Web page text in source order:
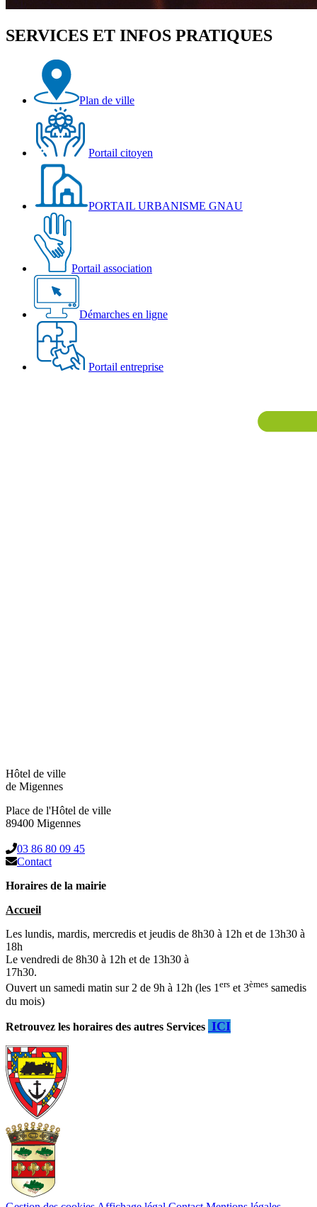
SERVICES ET INFOS PRATIQUES
Plan de ville
Portail citoyen
PORTAIL URBANISME GNAU
Portail association
Démarches en ligne
Portail entreprise
Hôtel de ville
de Migennes
Place de l'Hôtel de ville
89400 Migennes
03 86 80 09 45
Contact
Horaires de la mairie
Accueil
Les lundis, mardis, mercredis et jeudis de 8h30 à 12h et de 13h30 à
18h
Le vendredi de 8h30 à 12h et de 13h30 à
17h30.
Ouvert un samedi matin sur 2 de 9h à 12h (les 1ers et 3èmes samedis
du mois)
Retrouvez les horaires des autres Services ICI